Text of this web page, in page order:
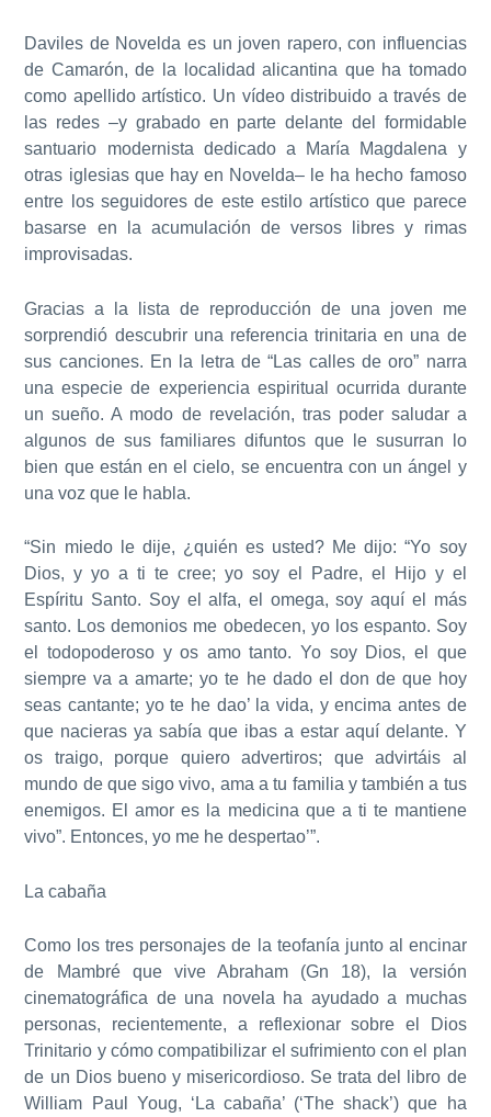
Daviles de Novelda es un joven rapero, con influencias
de Camarón, de la localidad alicantina que ha tomado
como apellido artístico. Un vídeo distribuido a través de
las redes –y grabado en parte delante del formidable
santuario modernista dedicado a María Magdalena y
otras iglesias que hay en Novelda– le ha hecho famoso
entre los seguidores de este estilo artístico que parece
basarse en la acumulación de versos libres y rimas
improvisadas.
Gracias a la lista de reproducción de una joven me
sorprendió descubrir una referencia trinitaria en una de
sus canciones. En la letra de “Las calles de oro” narra
una especie de experiencia espiritual ocurrida durante
un sueño. A modo de revelación, tras poder saludar a
algunos de sus familiares difuntos que le susurran lo
bien que están en el cielo, se encuentra con un ángel y
una voz que le habla.
“Sin miedo le dije, ¿quién es usted? Me dijo: “Yo soy
Dios, y yo a ti te cree; yo soy el Padre, el Hijo y el
Espíritu Santo. Soy el alfa, el omega, soy aquí el más
santo. Los demonios me obedecen, yo los espanto. Soy
el todopoderoso y os amo tanto.Yo soy Dios, el que
siempre va a amarte; yo te he dado el don de que hoy
seas cantante; yo te he dao’ la vida, y encima antes de
que nacieras ya sabía que ibas a estar aquí delante. Y
os traigo, porque quiero advertiros; que advirtáis al
mundo de que sigo vivo, ama a tu familia y también a tus
enemigos. El amor es la medicina que a ti te mantiene
vivo”. Entonces, yo me he despertao’”.
La cabaña
Como los tres personajes de la teofanía junto al encinar
de Mambré que vive Abraham (Gn 18), la versión
cinematográfica de una novela ha ayudado a muchas
personas, recientemente, a reflexionar sobre el Dios
Trinitario y cómo compatibilizar el sufrimiento con el plan
de un Dios bueno y misericordioso. Se trata del
libro de
William Paul Youg, ‘La cabaña’ (‘The shack’) que ha